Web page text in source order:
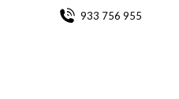
933 756 955